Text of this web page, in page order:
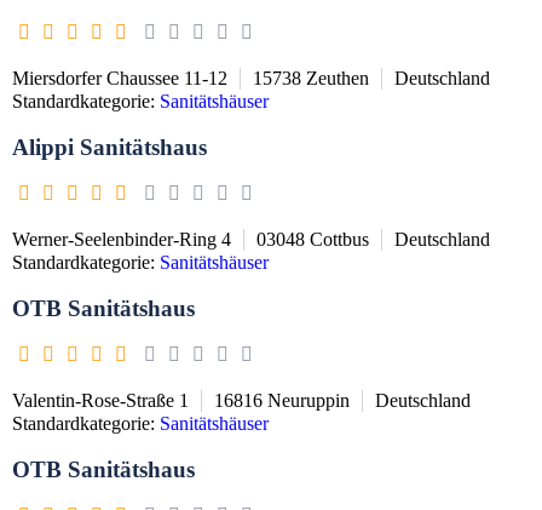
Miersdorfer Chaussee 11-12 15738 Zeuthen
Deutschland
Standardkategorie: Sanitätshäuser
Alippi Sanitätshaus
Werner-Seelenbinder-Ring 4 03048 Cottbus
Deutschland
Standardkategorie: Sanitätshäuser
OTB Sanitätshaus
Valentin-Rose-Straße 1 16816 Neuruppin
Deutschland
Standardkategorie: Sanitätshäuser
OTB Sanitätshaus